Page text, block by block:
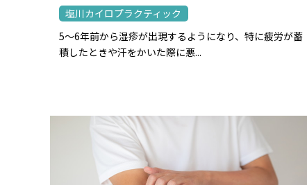
塩川カイロプラクティック
5〜6年前から湿疹が出現するようになり、特に疲労が蓄
積したときや汗をかいた際に悪...